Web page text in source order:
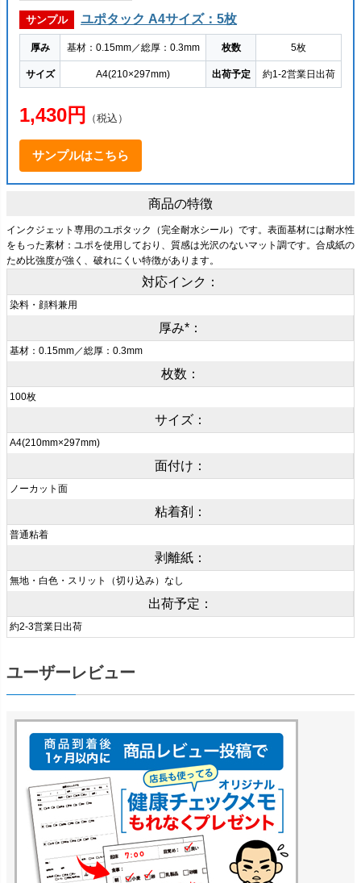
サンプル ユポタック A4サイズ：5枚
厚み 基材：0.15mm／総厚：0.3mm 枚数 5枚
サイズ A4(210×297mm) 出荷予定 約1-2営業日出荷
1,430円 （税込）
サンプルはこちら
商品の特徴
インクジェット専用のユポタック（完全耐水シール）です。表面基材には耐水性
をもった素材：ユポを使用しており、質感は光沢のないマット調です。合成紙の
ため比強度が強く、破れにくい特徴があります。
対応インク：
染料・顔料兼用
厚み*：
基材：0.15mm／総厚：0.3mm
枚数：
100枚
サイズ：
A4(210mm×297mm)
面付け：
ノーカット面
粘着剤：
普通粘着
剥離紙：
無地・白色・スリット（切り込み）なし
出荷予定：
約2-3営業日出荷
ユーザーレビュー